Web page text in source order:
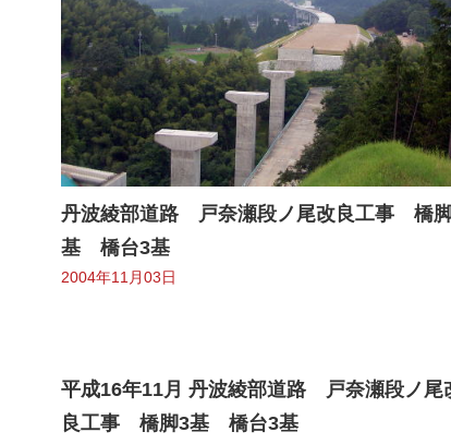
丹波綾部道路 戸奈瀬段ノ尾改良工事 橋
基 橋台3基
2004年11月03日
平成16年11月 丹波綾部道路 戸奈瀬段ノ尾
良工事 橋脚3基 橋台3基